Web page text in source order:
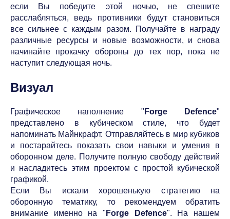
если Вы победите этой ночью, не спешите
расслабляться, ведь противники будут становиться
все сильнее с каждым разом. Получайте в награду
различные ресурсы и новые возможности, и снова
начинайте прокачку обороны до тех пор, пока не
наступит следующая ночь.
Визуал
Графическое наполнение " Forge Defence"
представлено в кубическом стиле, что будет
напоминать Майнкрафт. Отправляйтесь в мир кубиков
и постарайтесь показать свои навыки и умения в
оборонном деле. Получите полную свободу действий
и насладитесь этим проектом с простой кубической
графикой.
Если Вы искали хорошенькую стратегию на
оборонную тематику, то рекомендуем обратить
внимание именно на " Forge Defence". На нашем